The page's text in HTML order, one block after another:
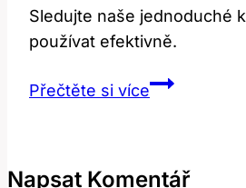
Sledujte naše jednoduché
používat efektivně.
Přečtěte si víceBe
a
Napsat Komentář